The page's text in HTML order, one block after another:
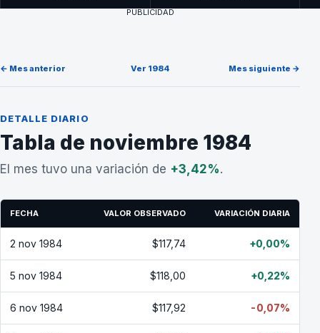
PUBLICIDAD
← Mes anterior Ver 1984 Mes siguiente →
DETALLE DIARIO
Tabla de noviembre 1984
El mes tuvo una variación de +3,42%.
FECHA VALOR OBSERVADO VARIACIÓN DIARIA
2 nov 1984 $117,74 +0,00%
5 nov 1984 $118,00 +0,22%
6 nov 1984 $117,92 -0,07%